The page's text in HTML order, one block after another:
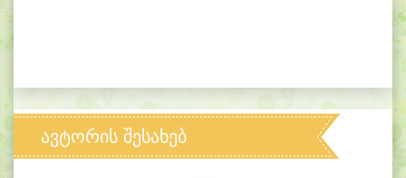
ავტორის შესახებ